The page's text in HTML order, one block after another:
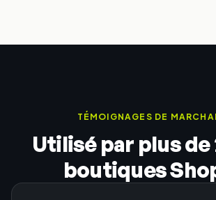
TÉMOIGNAGES DE
Utilisé par plus de
boutiques